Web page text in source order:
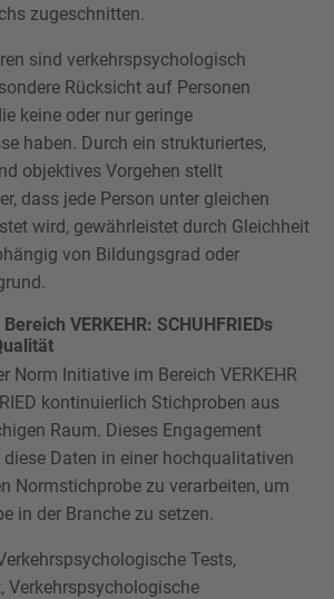
zugeschnitten.
sind verkehrspsychologisch
Rücksicht auf Personen
keine oder nur geringe
haben. Durch ein strukturiertes,
objektives Vorgehen stellt
dass jede Person unter gleichen
wird, gewährleistet durch Gleichheit
von Bildungsgrad oder
VERKEHR: SCHUHFRIEDs
Norm Initiative im Bereich VERKEHR
kontinuierlich Stichproben aus
Raum. Dieses Engagement
Daten in einer hochqualitativen
Normstichprobe zu verarbeiten, um
in der Branche zu setzen.
Tests,
Verkehrspsychologische